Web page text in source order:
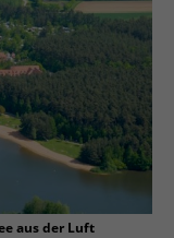
aus der Luft